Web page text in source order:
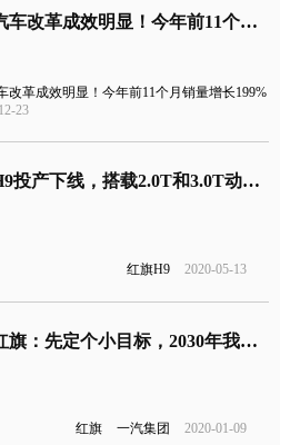
红旗汽车改革成效明显！今年前11个月销量增长199%
改革成效明显！今年前11个月销量增长199%
23
红旗H9投产下线，搭载2.0T和3.0T动力将于6月上市
红旗H9 2020-05-13
一汽红旗：先定个小目标，2030年我要挑战100万销量
红旗 一汽集团 2020-01-09